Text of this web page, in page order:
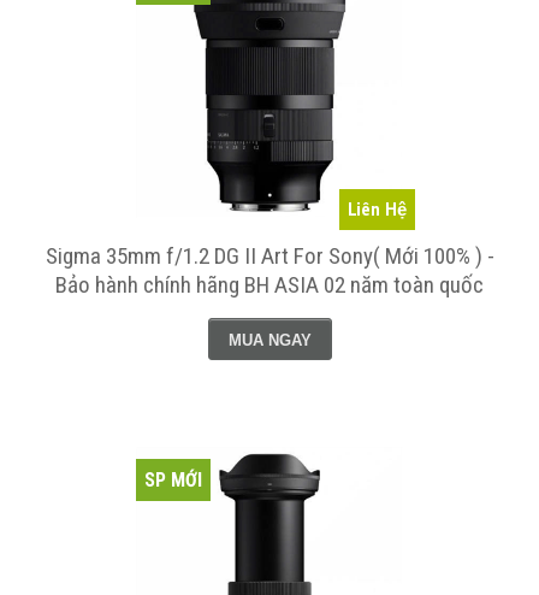
Liên Hệ
Sigma 35mm f/1.2 DG II Art For Sony( Mới 100% ) -
Bảo hành chính hãng BH ASIA 02 năm toàn quốc
MUA NGAY
SP MỚI